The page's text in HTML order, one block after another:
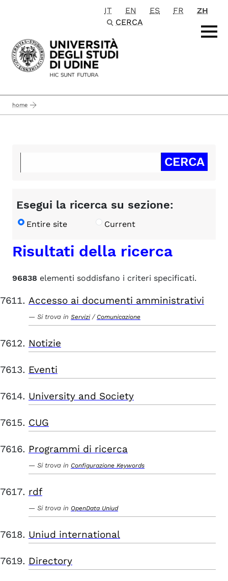
Passa al contenuto principale
IT EN ES FR
ZH
CERCA
home
Esegui la ricerca su sezione:
Entire site Current
Risultati della ricerca
96838 elementi soddisfano i criteri specificati.
Accesso ai documenti amministrativi
Si trova in Servizi / Comunicazione
Notizie
Eventi
University and Society
CUG
Programmi di ricerca
Si trova in Configurazione Keywords
rdf
Si trova in OpenData Uniud
Uniud international
Directory